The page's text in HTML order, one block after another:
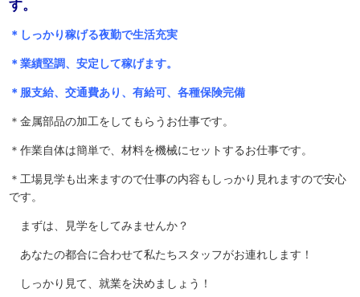
す。
＊しっかり稼げる夜勤で生活充実
＊業績堅調、安定して稼げます。
＊服支給、交通費あり、有給可、各種保険完備
＊金属部品の加工をしてもらうお仕事です。
＊作業自体は簡単で、材料を機械にセットするお仕事です。
＊工場見学も出来ますので仕事の内容もしっかり見れますので安心
です。
まずは、見学をしてみませんか？
あなたの都合に合わせて私たちスタッフがお連れします！
しっかり見て、就業を決めましょう！